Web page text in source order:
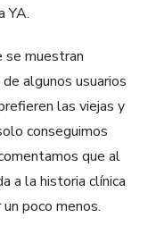
YA.
se muestran
algunos usuarios
las viejas y
conseguimos
que al
a la historia clínica
poco menos.